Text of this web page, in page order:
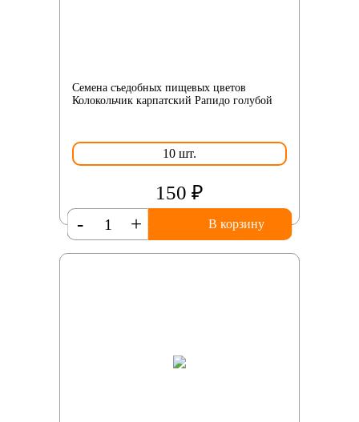
Семена съедобных пищевых цветов
Колокольчик карпатский Рапидо голубой
10 шт.
150 ₽
+
- В корзину